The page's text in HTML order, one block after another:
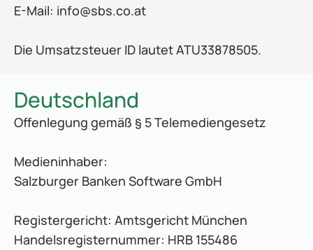
E-Mail: info@sbs.co.at
Die Umsatzsteuer ID lautet ATU33878505.
Deutschland
Offenlegung gemäß § 5 Telemediengesetz
Medieninhaber:
Salzburger Banken Software GmbH
Registergericht: Amtsgericht München
Handelsregisternummer: HRB 155486